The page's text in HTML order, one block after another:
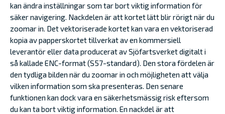
kan ändra inställningar som tar bort viktig information för
säker navigering. Nackdelen är att kortet lätt blir rörigt när du
zoomar in. Det vektoriserade kortet kan vara en vektoriserad
kopia av papperskortet tillverkat av en kommersiell
leverantör eller data producerat av Sjöfartsverket digitalt i
så kallade ENC-format (S57-standard). Den stora fördelen är
den tydliga bilden när du zoomar in och möjligheten att välja
vilken information som ska presenteras. Den senare
funktionen kan dock vara en säkerhetsmässig risk eftersom
du kan ta bort viktig information. En nackdel är att